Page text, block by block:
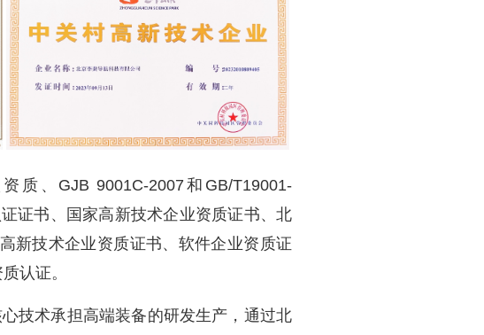
、GJB 9001C-2007和GB/T19001-
证书、国家高新技术企业资质证书、北
新技术企业资质证书、软件企业资质证
认证。
技术承担高端装备的研发生产，通过北